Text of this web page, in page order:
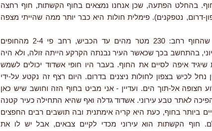
בהחלט הפתעה, שכן אנחנו נמצאים בחוף הקשתות, חוף רחצה
דרום, נטפקנים). פימלית חולות היא כבר יותר ממה שהייתי מצפה
ואז הסתכלתי סביב וראיתי שהחוף רחב: 230 מטר מהים עד הכביש, רחב פי 2-4 מהחופים
בהתחשב בכך שכאשר העיר נבנתה הקרקע הייתה זולה, ולא היה
שיגיד איפה לסיים את החוף. בעבר היו חופי אשדוד יכולים לשמש
נחל לכיש בצפון לחולות ניצנים בדרום. היום רצף זה נקטע על-ידי
חצופה אל-תוך הים. ועדיין - אני מביט בחוף הזה וחושב שיש כאן
לאתר טבע עירוני. אשדוד גדלה ואף שהיא התחילה כעיר קטנה
ביותר בחוף, כעת היא קריה אימתנית ובה תושבים רבים החפצים
חוף הקשתות הוא עירוני מכדי לקיים צבאים, אבל יש לו את